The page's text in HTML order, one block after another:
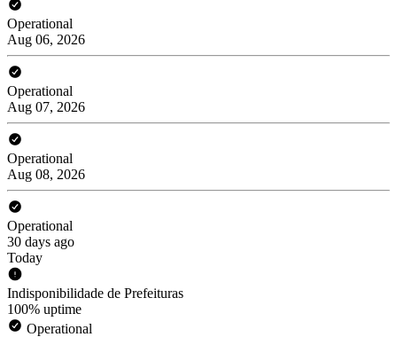
Operational
Aug 06, 2026
Operational
Aug 07, 2026
Operational
Aug 08, 2026
Operational
30 days ago
Today
Indisponibilidade de Prefeituras
100% uptime
Operational